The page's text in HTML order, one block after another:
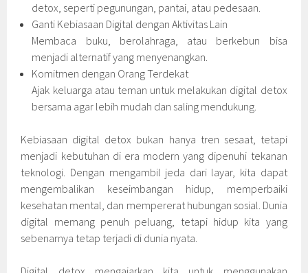
detox, seperti pegunungan, pantai, atau pedesaan.
Ganti Kebiasaan Digital dengan Aktivitas Lain
Membaca buku, berolahraga, atau berkebun bisa
menjadi alternatif yang menyenangkan.
Komitmen dengan Orang Terdekat
Ajak keluarga atau teman untuk melakukan digital detox
bersama agar lebih mudah dan saling mendukung.
Kebiasaan digital detox bukan hanya tren sesaat, tetapi
menjadi kebutuhan di era modern yang dipenuhi tekanan
teknologi. Dengan mengambil jeda dari layar, kita dapat
mengembalikan keseimbangan hidup, memperbaiki
kesehatan mental, dan mempererat hubungan sosial. Dunia
digital memang penuh peluang, tetapi hidup kita yang
sebenarnya tetap terjadi di dunia nyata.